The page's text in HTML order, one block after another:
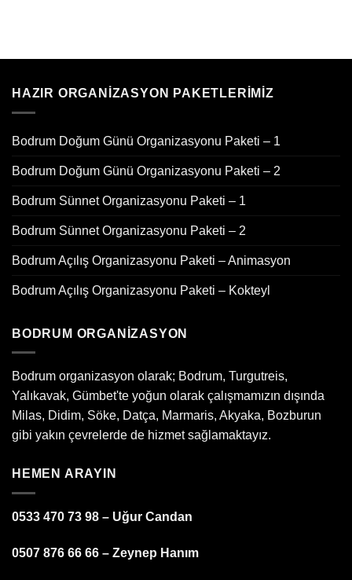
HAZIR ORGANIZASYON PAKETLERIMIZ
Bodrum Doğum Günü Organizasyonu Paketi – 1
Bodrum Doğum Günü Organizasyonu Paketi – 2
Bodrum Sünnet Organizasyonu Paketi – 1
Bodrum Sünnet Organizasyonu Paketi – 2
Bodrum Açılış Organizasyonu Paketi – Animasyon
Bodrum Açılış Organizasyonu Paketi – Kokteyl
BODRUM ORGANIZASYON
Bodrum organizasyon olarak; Bodrum, Turgutreis,
Yalıkavak, Gümbet'te yoğun olarak çalışmamızın dışında
Milas, Didim, Söke, Datça, Marmaris, Akyaka, Bozburun
gibi yakın çevrelerde de hizmet sağlamaktayız.
HEMEN ARAYIN
0533 470 73 98 – Uğur Candan
0507 876 66 66 – Zeynep Hanım